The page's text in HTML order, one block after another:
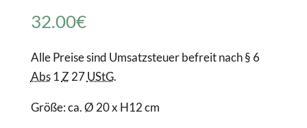
32.00€
Alle Preise sind Umsatzsteuer befreit nach § 6
Abs1 Z 27UStG.
Größe: ca. Ø 20 x H12 cm